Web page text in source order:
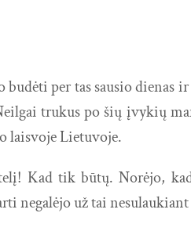
per tas sausio dienas
trukus po šių įvykių
laisvoje Lietuvoje.
Kad tik būtų. Norėjo,
negalėjo už tai nesulaukiant